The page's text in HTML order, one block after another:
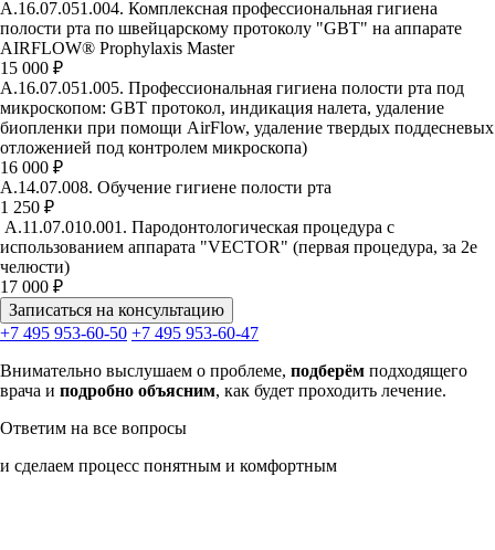
А.16.07.051.004. Комплексная профессиональная гигиена
полости рта по швейцарскому протоколу "GBT" на аппарате
AIRFLOW® Prophylaxis Master
15 000 ₽
А.16.07.051.005. Профессиональная гигиена полости рта под
микроскопом: GBT протокол, индикация налета, удаление
биопленки при помощи AirFlow, удаление твердых поддесневых
отложенией под контролем микроскопа)
16 000 ₽
А.14.07.008. Обучение гигиене полости рта
1 250 ₽
А.11.07.010.001. Пародонтологическая процедура с
использованием аппарата "VECTOR" (первая процедура, за 2е
челюсти)
17 000 ₽
Записаться на консультацию
+7 495 953-60-50 +7 495 953-60-47
Внимательно выслушаем о проблеме, подберём подходящего
врача и подробно объясним, как будет проходить лечение.
Ответим на все вопросы
и сделаем процесс понятным и комфортным